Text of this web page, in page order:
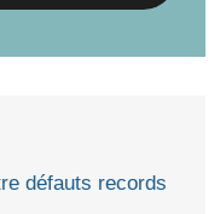
défauts records